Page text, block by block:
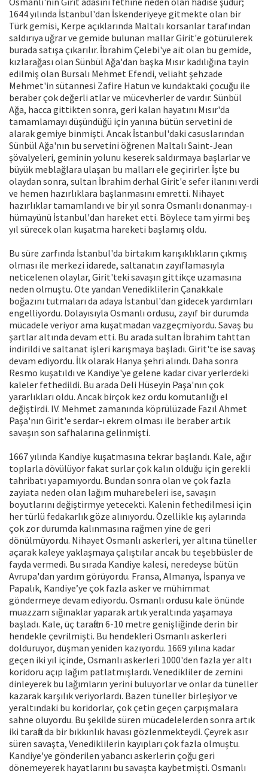
1644 yılında İstanbul'dan İskenderiyeye gitmekte olan bir
Türk gemisi, Kerpe açıklarında Maltalı korsanlar tarafından
saldırıya uğrar ve gemide bulunan mallar Girit'e götürülerek
burada satışa çıkarılır. İbrahim Çelebi'ye ait olan bu gemide,
kızlarağası olan Sünbül Ağa'dan başka Mısır kadılığına tayin
edilmiş olan Bursalı Mehmet Efendi, veliaht şehzade
Mehmet'in sütannesi Zafire Hatun ve kundaktaki çocuğu ile
beraber çok değerli atlar ve mücevherler de vardır. Sünbül
Ağa, hacca gittikten sonra, geri kalan hayatını Mısır'da
tamamlamayı düşündüğü için yanına bütün servetini de
alarak gemiye binmişti. Ancak İstanbul'daki casuslarından
Sünbül Ağa'nın bu servetini öğrenen Maltalı Saint-Jean
şövalyeleri, geminin yolunu keserek saldırmaya başlarlar ve
büyük meblağlara ulaşan bu malları ele geçirirler. İşte bu
olaydan sonra, sultan İbrahim derhal Girit'e sefer ilanını verdi
ve hemen hazırlıklara başlanmasını emretti. Nihayet
hazırlıklar tamamlandı ve bir yıl sonra Osmanlı donanmay-ı
hümayünü İstanbul'dan hareket etti. Böylece tam yirmi beş
yıl sürecek olan kuşatma hareketi başlamış oldu.
Bu süre zarfında İstanbul'da birtakım karışıklıkların çıkmış
olması ile merkezi idarede, saltanatın zayıflamasıyla
neticelenen olaylar, Girit'teki savaşın gittikçe uzamasına
neden olmuştu. Öte yandan Venediklilerin Çanakkale
boğazını tutmaları da adaya İstanbul'dan gidecek yardımları
engelliyordu. Dolayısıyla Osmanlı ordusu, zayıf bir durumda
mücadele veriyor ama kuşatmadan vazgeçmiyordu. Savaş bu
şartlar altında devam etti. Bu arada sultan İbrahim tahttan
indirildi ve saltanat işleri karışmaya başladı. Girit'te ise savaş
devam ediyordu. İlk olarak Hanya şehri alındı. Daha sonra
Resmo kuşatıldı ve Kandiye'ye gelene kadar civar yerlerdeki
kaleler fethedildi. Bu arada Deli Hüseyin Paşa'nın çok
yararlıkları oldu. Ancak birçok kez ordu komutanlığı el
değiştirdi. IV. Mehmet zamanında köprülüzade Fazıl Ahmet
Paşa'nın Girit'e serdar-ı ekrem olması ile beraber artık
savaşın son safhalarına gelinmişti.
1667 yılında Kandiye kuşatmasına tekrar başlandı. Kale, ağır
toplarla dövülüyor fakat surlar çok kalın olduğu için gerekli
tahribatı yapamıyordu. Bundan sonra olan ve çok fazla
zayiata neden olan lağım muharebeleri ise, savaşın
boyutlarını değiştirmye yetecekti. Kalenin fethedilmesi için
her türlü fedakarlık göze alınıyordu. Özellikle kış aylarında
çok zor durumda kalınmasına rağmen yine de geri
dönülmüyordu. Nihayet Osmanlı askerleri, yer altına tüneller
açarak kaleye yaklaşmaya çalıştılar ancak bu teşebbüsler de
fayda vermedi. Bu sırada Kandiye kalesi, neredeyse bütün
Avrupa'dan yardım görüyordu. Fransa, Almanya, İspanya ve
Papalık, Kandiye’ye çok fazla asker ve mühimmat
göndermeye devam ediyordu. Osmanlı ordusu kale önünde
muazzam sığınaklar yaparak artık yeraltında yaşamaya
başladı. Kale, üç taraftan 6-10 metre genişliğinde derin bir
hendekle çevrilmişti. Bu hendekleri Osmanlı askerleri
dolduruyor, düşman yeniden kazıyordu. 1669 yılına kadar
geçen iki yıl içinde, Osmanlı askerleri 1000'den fazla yer altı
koridoru açıp lağım patlatmışlardı. Venedikliler de zemini
dinleyerek bu lağımların yerini buluyorlar ve onlar da tüneller
kazarak karşılık veriyorlardı. Bazen tüneller birleşiyor ve
yeraltındaki bu koridorlar, çok çetin geçen çarpışmalara
sahne oluyordu. Bu şekilde süren mücadelelerden sonra artık
iki tarafta da bir bıkkınlık havası gözlenmekteydi. Çeyrek asır
süren savaşta, Venediklilerin kayıpları çok fazla olmuştu.
Kandiye'ye gönderilen yabancı askerlerin çoğu geri
dönemeyerek hayatlarını bu savaşta kaybetmişti. Osmanlı